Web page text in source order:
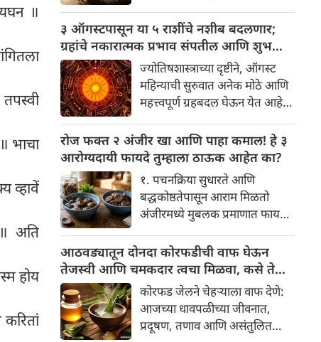
॥
भाचा
व्हावें
॥ अति
होय
वाजवताना दिसतील. ही एक सामान्य
प्रथा आहे, पण तुम्ही कधी विचार
केला आहे का की यामागे काय रहस्य
आहे आणि प्रत्येक टाळीचा अर्थ काय
आहे? हा केवळ एक विधी नाही, तर
यामागे खोलवर रुजलेल्या पौराणिक
श्रद्धा, आध्यात्मिक अर्थ आणि काही
वैज्ञानिक तर्कदेखील आहेत. चला, या
अनोख्या परंपरेमागील अर्थ
सविस्तरपणे समजून घेऊया.
३ ऑगस्टपासून या ५ राशींचे नशीब बदलणार;
ग्रहांचे नकारात्मक प्रभाव संपतील आणि शुभ
दिवसांची सुरुवात होईलज्योतिषशास्त्राच्या दृष्टीने, ऑगस्ट
महिन्याची सुरुवात अनेक मोठे आणि
महत्त्वपूर्ण ग्रहबदल घेऊन येत आहे.
हालचाल अनेक राशींच्या जीवनात
सकारात्मक बदल घडवून आणणार
आहे. विशेषतः ३ ऑगस्ट रोजी एक
अत्यंत दुर्मिळ आणि फलदायी
ग्रहस्थिती (संयोग) तयार होत आहे.
या दिवशी तयार होणारे शुभ योग,
ग्रहांची स्थिती आणि या गोचरमुळे
ज्यांचे नशीब उजळणार आहे अशा
भाग्यवान राशींबद्दल आपण जाणून
घेऊया!
रोज फक्त २ अंजीर खा आणि पाहा कमाल! हे ३
आरोग्यदायी फायदे तुम्हाला ठाऊक आहेत का?
१. पचनक्रिया सुधारते आणि
बद्धकोष्ठतेपासून आराम मिळतो
अंजीरमध्ये मुबलक प्रमाणात फायबर
बद्धकोष्ठता, गॅस किंवा अपचनाचा
त्रास होत असेल, तर अंजीर
तुमच्यासाठी वरदान ठरू शकते. हे
आतड्यांची स्वच्छता ठेवण्यास मदत
करते. पचनसंस्था मजबूत करून पोट
साफ होण्यास मदत करते.
आठवड्यातून दोनदा कोरफडीची वाफ घेऊन
तेजस्वी आणि चमकदार त्वचा मिळवा, कसे ते
जाणून घ्या
कोरफड जेलने चेहऱ्याला वाफ देणे:
आजच्या धावपळीच्या जीवनात,
प्रदूषण, तणाव आणि असंतुलित